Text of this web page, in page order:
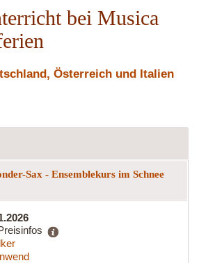
bei Musica
Österreich und Italien
Sax - Ensemblekurs im Schnee